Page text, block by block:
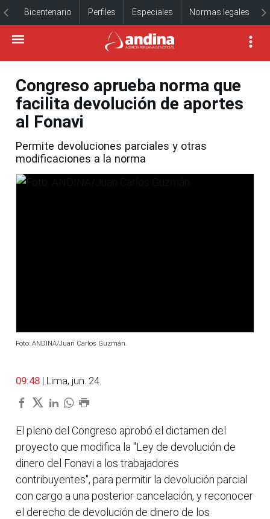
Bicentenario Perfiles Especiales Normas legales
Congreso aprueba norma que
facilita devolución de aportes
al Fonavi
Permite devoluciones parciales y otras
modificaciones a la norma
Foto: ANDINA/Juan Carlos Guzmán.
09:48 | Lima, jun. 24.
El pleno del Congreso aprobó el dictamen del
proyecto que modifica la "Ley de devolución de
dinero del Fonavi a los trabajadores
contribuyentes", para permitir la devolución parcial
con cargo a una posterior cancelación, y reconocer
el derecho de devolución de dinero de los